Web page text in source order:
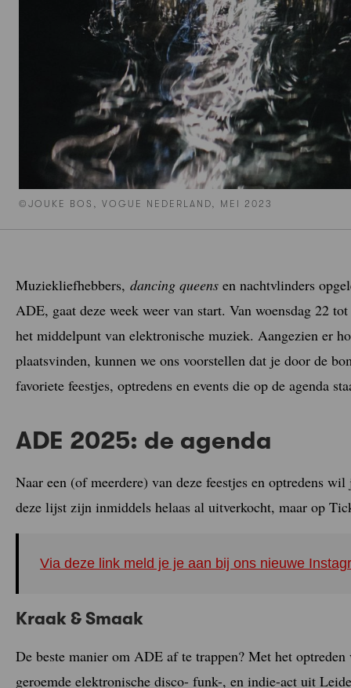
©JOUKE BOS, VOGUE NEDERLAND, MEI 2023
Muziekliefhebbers, dancing queens en nachtvlinders
ADE, gaat deze week weer van start. Van woensdag 22
het middelpunt van elektronische muziek. Aangezien er
plaatsvinden, kunnen we ons voorstellen dat je door de
favoriete feestjes, optredens en events die op de agenda
ADE 2025: de agenda
Naar een (of meerdere) van deze feestjes en optredens
deze lijst zijn inmiddels helaas al uitverkocht, maar op
Via deze link meld je je aan bij ons nieuwe
Kraak & Smaak
De beste manier om ADE af te trappen? Met het
geroemde elektronische disco- funk-, en indie-act uit